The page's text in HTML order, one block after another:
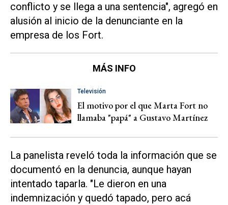
conflicto y se llega a una sentencia", agregó en
alusión al inicio de la denunciante en la
empresa de los Fort.
MÁS INFO
Televisión
El motivo por el que Marta Fort no
llamaba "papá" a Gustavo Martínez
La panelista reveló toda la información que se
documentó en la denuncia, aunque hayan
intentado taparla. "Le dieron en una
indemnización y quedó tapado, pero acá